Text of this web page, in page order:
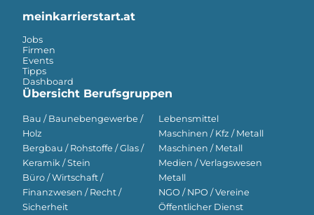
meinkarrierstart.at
Jobs
Firmen
Events
Tipps
Dashboard
Übersicht Berufsgruppen
Bau / Baunebengewerbe /
Holz
Bergbau / Rohstoffe / Glas /
Keramik / Stein
Büro / Wirtschaft /
Finanzwesen / Recht /
Sicherheit
Lebensmittel
Maschinen / Kfz / Metall
Maschinen / Metall
Medien / Verlagswesen
Metall
NGO / NPO / Vereine
Öffentlicher Dienst